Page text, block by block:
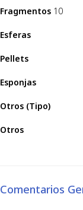
Fragmentos 10
Esferas
Pellets
Esponjas
Otros (Tipo)
Otros
Comentarios